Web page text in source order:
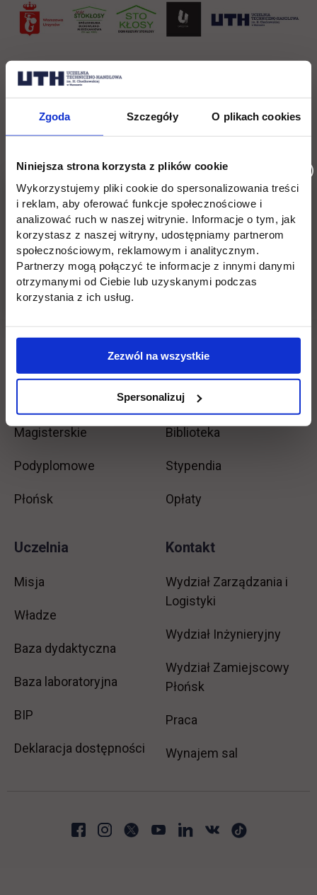
Zgoda Szczegóły O plikach cookies
Niniejsza strona korzysta z plików cookie
Wykorzystujemy pliki cookie do spersonalizowania treści
i reklam, aby oferować funkcje społecznościowe i
analizować ruch w naszej witrynie. Informacje o tym, jak
korzystasz z naszej witryny, udostępniamy partnerom
społecznościowym, reklamowym i analitycznym.
Partnerzy mogą połączyć te informacje z innymi danymi
otrzymanymi od Ciebie lub uzyskanymi podczas
korzystania z ich usług.
Zezwól na wszystkie
Spersonalizuj
Kiedy: 19 października 2025
Gdzie: Galeria "U" w Dom Kultury
Stokłosy (Wacława Lachmana 5,
Warszawa)
Start: godz. 17:00
Informacje w stopce
Magisterskie
Podyplomowe
Płońsk
Wirtualna uczelnia
Dziekanat
Biblioteka
Stypendia
Opłaty
Uczelnia
Misja
Władze
Baza dydaktyczna
Baza laboratoryjna
BIP link otwiera się w nowej karcie
Deklaracja dostępności
Kontakt
Wydział Zarządzania i
Logistyki
Wydział Inżynieryjny
Wydział Zamiejscowy
Płońsk
Praca
Wynajem sal